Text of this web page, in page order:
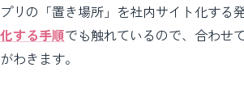
プリの「置き場所」を社内サイト化する
化する手順でも触れているので、合わせ
がわきます。